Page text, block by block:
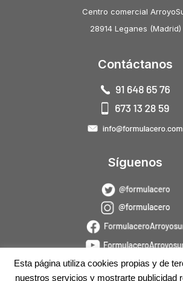
Centro comercial
28914 Leganes (Madrid)
Contáctanos
Síguenos
Esta página utiliza cookies propias y de
nuestros servicios y mostrarte publicidad